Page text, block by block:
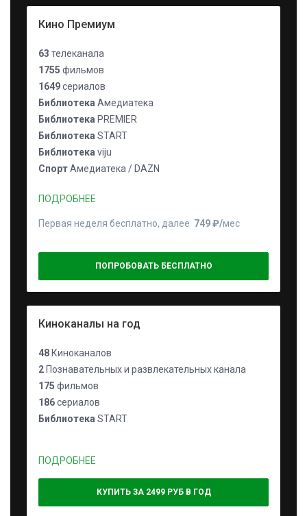
Кино Премиум
63 телеканала
1755 фильмов
1649сериалов
Библиотека Амедиатека
Библиотека PREMIER
Библиотека START
Библиотека viju
СпортАмедиатека / DAZN
ПОДРОБНЕЕ
Первая неделя бесплатно, далее 749 ₽⁠/⁠мес
ПОПРОБОВАТЬ БЕСПЛАТНО
Киноканалы на год
48 Киноканалов
2 Познавательных и развлекательных канала
175 фильмов
186сериалов
Библиотека START
ПОДРОБНЕЕ
КУПИТЬ ЗА 2499 РУБ В ГОД